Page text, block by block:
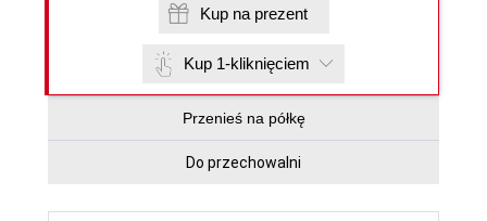
Kup na prezent
Kup 1-kliknięciem
Przenieś na półkę
Do przechowalni